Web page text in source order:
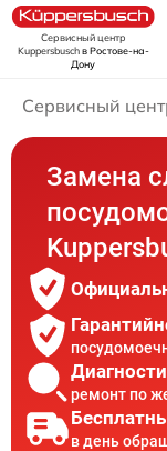
Сервисный центр
Kuppersbuschв Ростове-на-
Дону
Сервисный
Замена
ремонт по
в день